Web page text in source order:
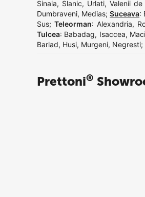
Sinaia, Slanic, Urlati,Valenii
Dumbraveni, Medias;Suceava:
Sus;Teleorman:Alexandria,
Tulcea: Babadag, Isaccea,
Barlad, Husi, Murgeni, Negresti;
Prettoni®